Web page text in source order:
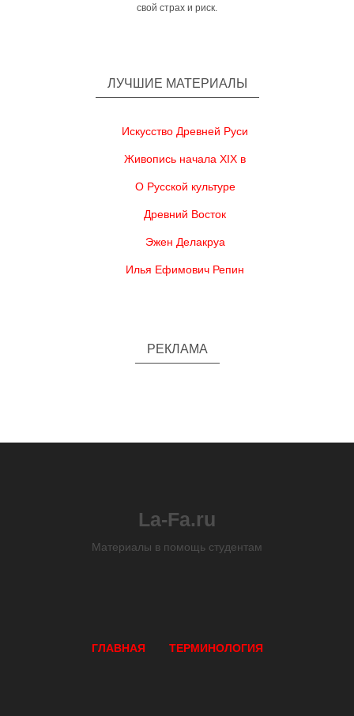
свой страх и риск.
ЛУЧШИЕ МАТЕРИАЛЫ
Искусство Древней Руси
Живопись начала XIX в
О Русской культуре
Древний Восток
Эжен Делакруа
Илья Ефимович Репин
РЕКЛАМА
La-Fa.ru
Материалы в помощь студентам
ГЛАВНАЯ ТЕРМИНОЛОГИЯ